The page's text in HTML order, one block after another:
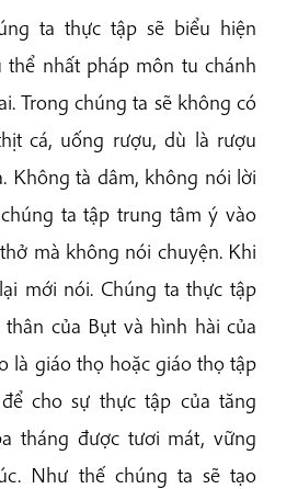
ta thực tập sẽ biểu hiện
thể nhất pháp môn tu chánh
Trong chúng ta sẽ không có
cá, uống rượu, dù là rượu
Không tà dâm, không nói lời
ta tập trung tâm ý vào
mà không nói chuyện. Khi
mới nói. Chúng ta thực tập
của Bụt và hình hài của
là giáo thọ hoặc giáo thọ tập
cho sự thực tập của tăng
tháng được tươi mát, vững
Như thế chúng ta sẽ tạo